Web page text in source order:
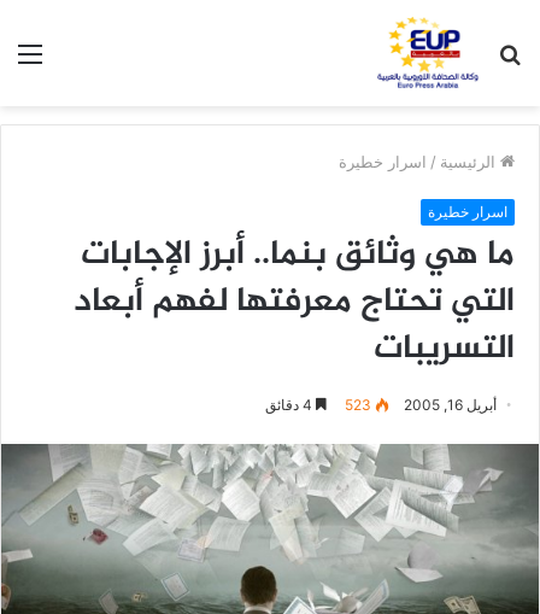
عن
الرئيسية / اسرار خطيرة
اسرار خطيرة
ما هي وثائق بنما.. أبرز الإجابات
التي تحتاج معرفتها لفهم أبعاد
التسريبات
أبريل 16, 2005 523